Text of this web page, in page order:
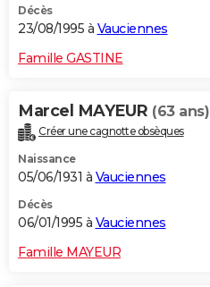
Décès
23/08/1995 à Vauciennes
Famille GASTINE
Marcel MAYEUR (63 ans)
Créer une cagnotte obsèques
Naissance
05/06/1931 à Vauciennes
Décès
06/01/1995 à Vauciennes
Famille MAYEUR